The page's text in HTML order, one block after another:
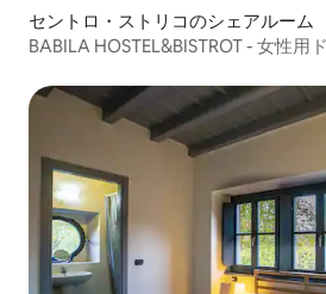
セントロ・ストリコのシェアルーム
BABILA HOSTEL&BISTROT - 女性用